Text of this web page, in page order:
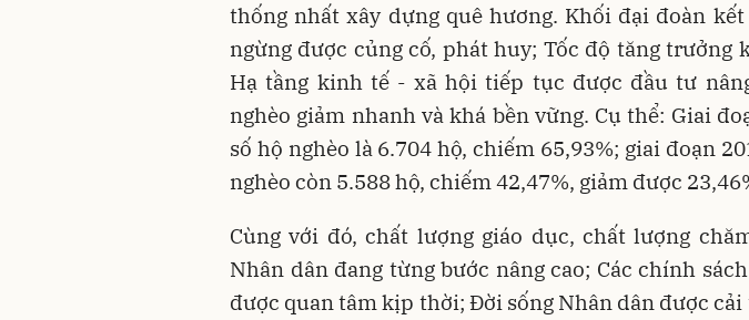
thống nhất xây dựng quê hương. Khối đại đoàn
ngừng được củng cố, phát huy; Tốc độ tăng trưởng
Hạ tầng kinh tế - xã hội tiếp tục được đầu tư
nghèo giảm nhanh và khá bền vững. Cụ thể: Giai
số hộ nghèo là 6.704 hộ, chiếm 65,93%; giai đoạn
nghèo còn 5.588 hộ, chiếm 42,47%, giảm được
Cùng với đó, chất lượng giáo dục, chất lượng
Nhân dân đang từng bước nâng cao; Các chính
được quan tâm kịp thời; Đời sống Nhân dân được